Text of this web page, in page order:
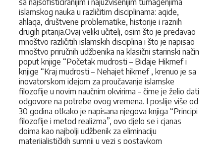
islamskog nauka u različitim disciplinama: aqide,
ahlaqa, društvene problematike, historije i raznih
drugih pitanja.Ovaj veliki učitelj, osim što je predavao
mnoštvo različitih islamskih disci­plina i što je napisao
mnoštvo priručnih udžbenika na klasični starinski način
poput knjige “Početak mudrosti – Bidaje Hikmef i
knjige “Kraj mudrosti – Nehajet hikmef , krenuo je sa
inovatorskom idejom za prouča­vanje islamske
filozofije u novim naučnim okvirima – čime je želio dati
odgovore na potrebe ovog vremena. I poslije više od
30 godina otkako je napisana njegova knjiga “Principi
filozofije i metod realizma”, ovo djelo se i cjanas
doima kao najbolji udžbenik za eliminaciju
materijalističkih sumnji u vezi s postavkom